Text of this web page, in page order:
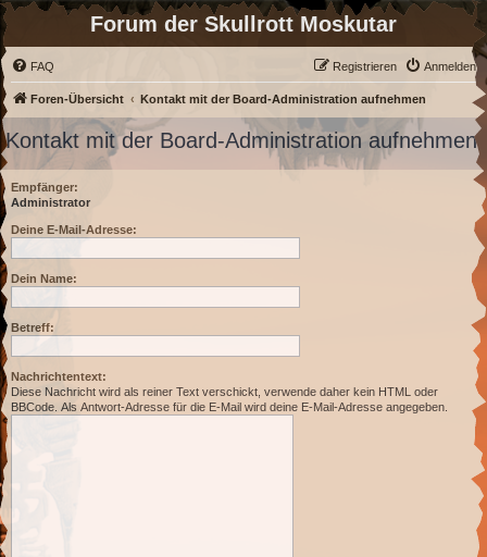
Forum der Skullrott Moskutar
FAQ Anmelden
Registrieren
Foren-Übersicht Kontakt mit der Board-Administration aufnehmen
Kontakt mit der Board-Administration aufnehmen
Empfänger:
Administrator
Deine E-Mail-Adresse:
Dein Name:
Betreff:
Nachrichtentext:
Diese Nachricht wird als reiner Text verschickt, verwende daher kein HTML oder
BBCode. Als Antwort-Adresse für die E-Mail wird deine E-Mail-Adresse angegeben.